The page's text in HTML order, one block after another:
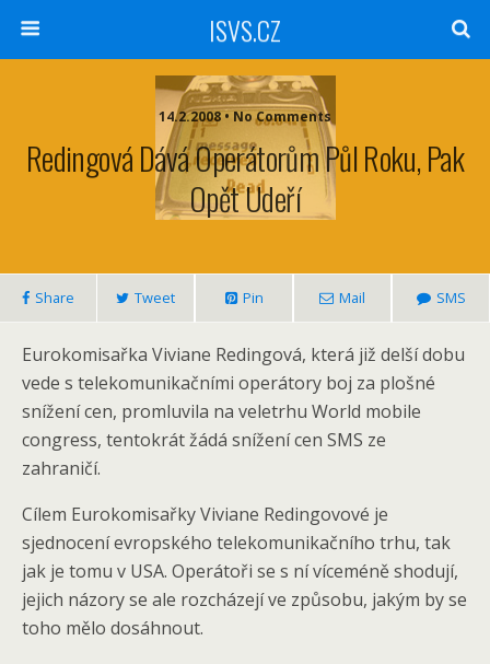
ISVS.CZ
14.2.2008 • No Comments
Redingová Dává Operátorům Půl Roku, Pak
Opět Udeří
Share Tweet Pin Mail SMS
Eurokomisařka Viviane Redingová, která již delší dobu
vede s telekomunikačními operátory boj za plošné
snížení cen, promluvila na veletrhu World mobile
congress, tentokrát žádá snížení cen SMS ze
zahraničí.
Cílem Eurokomisařky Viviane Redingovové je
sjednocení evropského telekomunikačního trhu, tak
jak je tomu v USA. Operátoři se s ní víceméně shodují,
jejich názory se ale rozcházejí ve způsobu, jakým by se
toho mělo dosáhnout.